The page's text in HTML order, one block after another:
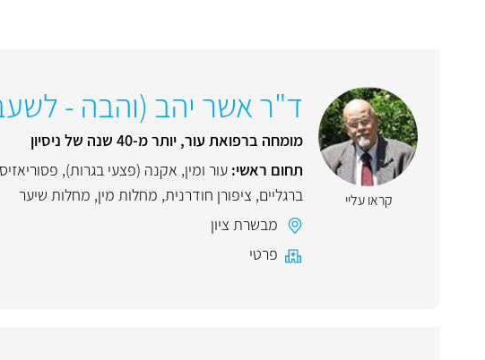
קראו עליי
ד"ר אשר יהב (והבה -
מומחה ברפואת עור, יותר מ-40 שנה של ניסיון
תחום ראשי: עור ומין, אקנה (פצעי בגרות), פסוריאזיס
ברגליים, ציפורן חודרנית, מחלות מין, מחלות שיער
מבשרת ציון
פרטי